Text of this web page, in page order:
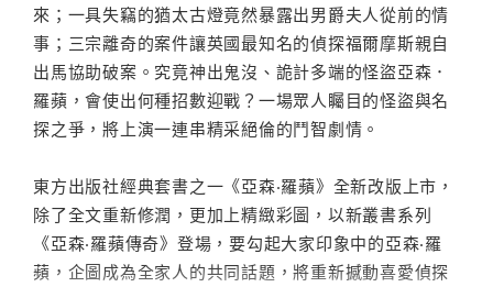
來；一具失竊的猶太古燈竟然暴露出男爵夫人從前的情
事；三宗離奇的案件讓英國最知名的偵探福爾摩斯親自
出馬協助破案。究竟神出鬼沒、詭計多端的怪盜亞森．
羅蘋，會使出何種招數迎戰？一場眾人矚目的怪盜與名
探之爭，將上演一連串精采絕倫的鬥智劇情。
東方出版社經典套書之一《亞森‧羅蘋》全新改版上市，
除了全文重新修潤，更加上精緻彩圖，以新叢書系列
《亞森‧羅蘋傳奇》登場，要勾起大家印象中的亞森‧羅
蘋，企圖成為全家人的共同話題，將重新撼動喜愛偵探